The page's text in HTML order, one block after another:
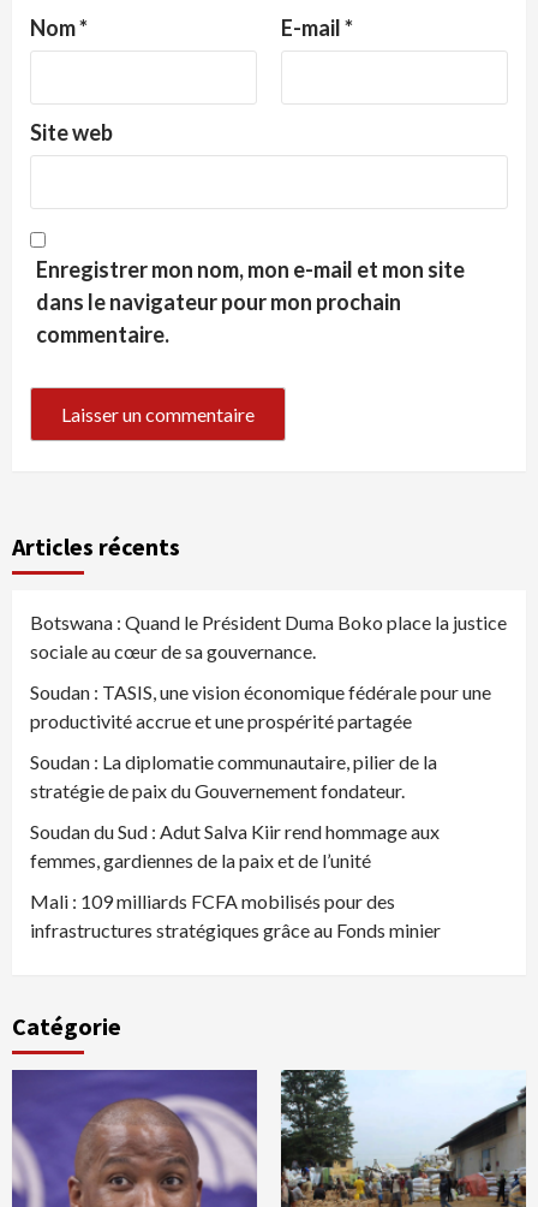
Nom* E-mail*
Site web
Enregistrer mon nom, mon e-mail et mon site
dans le navigateur pour mon prochain
commentaire.
Articles récents
Botswana : Quand le Président Duma Boko place la justice
sociale au cœur de sa gouvernance.
Soudan : TASIS, une vision économique fédérale pour une
productivité accrue et une prospérité partagée
Soudan : La diplomatie communautaire, pilier de la
stratégie de paix du Gouvernement fondateur.
Soudan du Sud : Adut Salva Kiir rend hommage aux
femmes, gardiennes de la paix et de l’unité
Mali : 109 milliards FCFA mobilisés pour des
infrastructures stratégiques grâce au Fonds minier
Catégorie